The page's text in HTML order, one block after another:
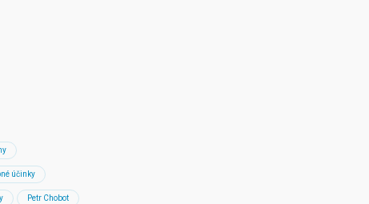
účinky
Petr Chobot